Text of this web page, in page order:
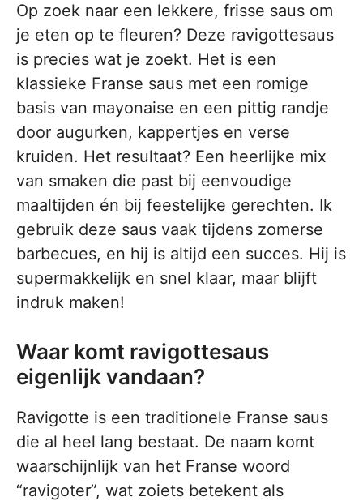
Op zoek naar een lekkere, frisse saus om
je eten op te fleuren? Deze ravigottesaus
is precies wat je zoekt. Het is een
klassieke Franse saus met een romige
basis van mayonaise en een pittig randje
door augurken, kappertjes en verse
kruiden. Het resultaat? Een heerlijke mix
van smaken die past bij eenvoudige
maaltijden én bij feestelijke gerechten. Ik
gebruik deze saus vaak tijdens zomerse
barbecues, en hij is altijd een succes. Hij is
supermakkelijk en snel klaar, maar blijft
indruk maken!
Waar komt ravigottesaus
eigenlijk vandaan?
Ravigotte is een traditionele Franse saus
die al heel lang bestaat. De naam komt
waarschijnlijk van het Franse woord
“ravigoter”, wat zoiets betekent als